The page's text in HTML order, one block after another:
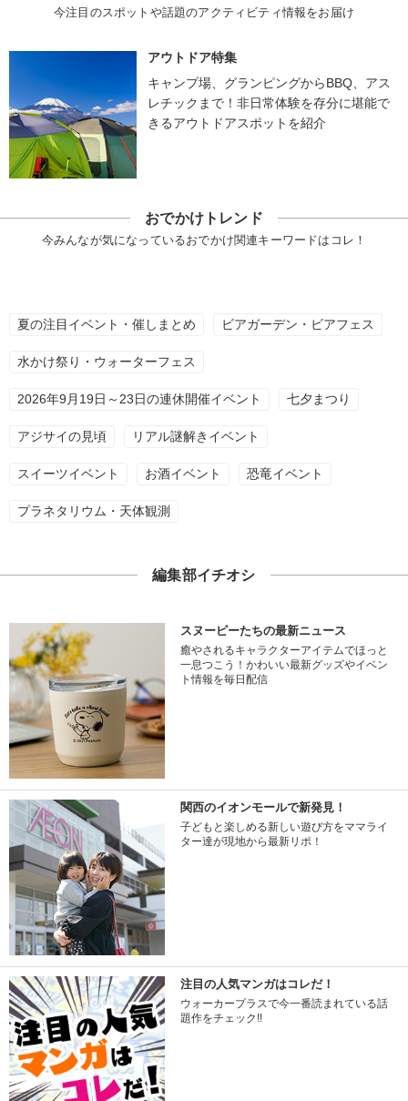
今注目のスポットや話題のアクティビティ情報をお届け
アウトドア特集
キャンプ場、グランピングからBBQ、アス
レチックまで！非日常体験を存分に堪能で
きるアウトドアスポットを紹介
おでかけトレンド
今みんなが気になっているおでかけ関連キーワードはコレ！
夏の注目イベント・催しまとめ ビアガーデン・ビアフェス
水かけ祭り・ウォーターフェス
2026年9月19日～23日の連休開催イベント 七夕まつり
アジサイの見頃 リアル謎解きイベント
スイーツイベント お酒イベント 恐竜イベント
プラネタリウム・天体観測
編集部イチオシ
スヌーピーたちの最新ニュース
癒やされるキャラクターアイテムでほっと
一息つこう！かわいい最新グッズやイベン
ト情報を毎日配信
関西のイオンモールで新発見！
子どもと楽しめる新しい遊び方をママライ
ター達が現地から最新リポ！
注目の人気マンガはコレだ！
ウォーカープラスで今一番読まれている話
題作をチェック!!